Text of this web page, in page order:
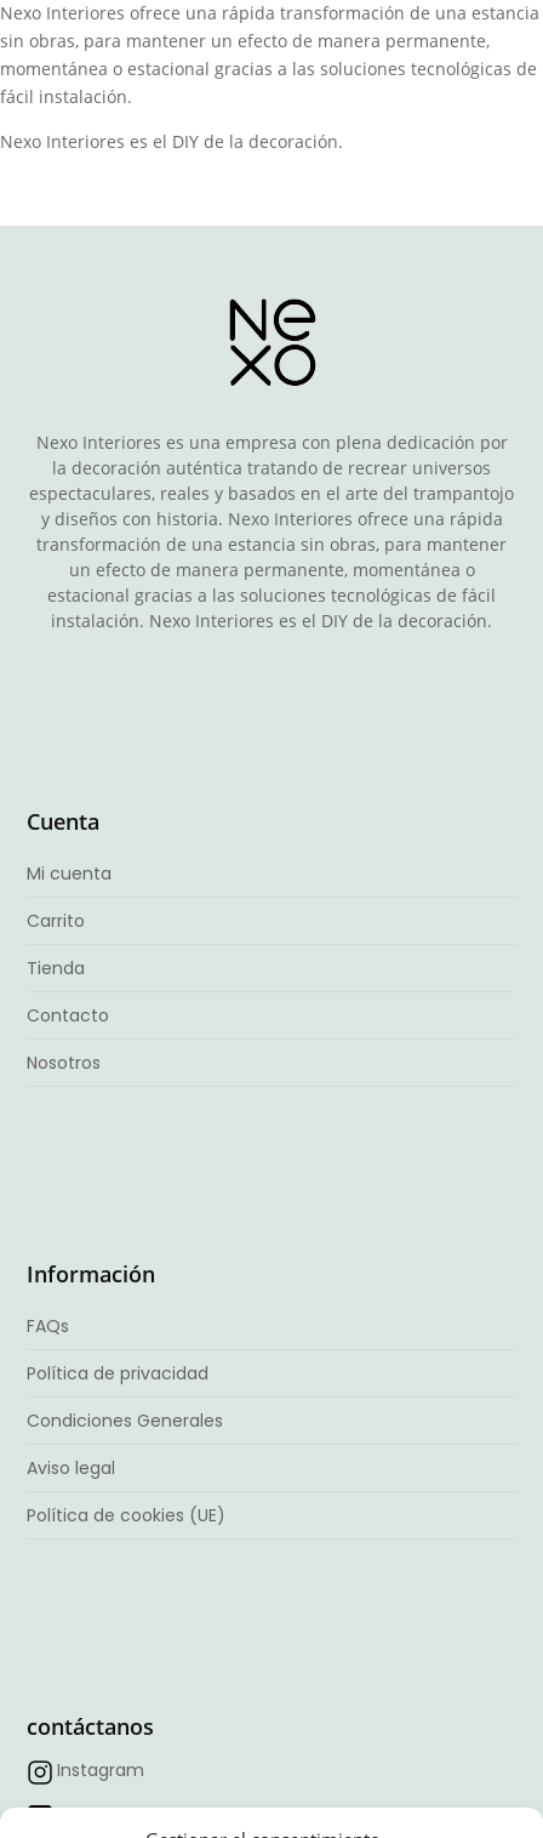
Nexo Interiores ofrece una rápida transformación de una estancia
sin obras, para mantener un efecto de manera permanente,
momentánea o estacional gracias a las soluciones tecnológicas de
fácil instalación.
Nexo Interiores es el DIY de la decoración.
Nexo Interiores es una empresa con plena dedicación por
la decoración auténtica tratando de recrear universos
espectaculares, reales y basados en el arte del trampantojo
y diseños con historia. Nexo Interiores ofrece una rápida
transformación de una estancia sin obras, para mantener
un efecto de manera permanente, momentánea o
estacional gracias a las soluciones tecnológicas de fácil
instalación. Nexo Interiores es el DIY de la decoración.
Cuenta
Mi cuenta
Carrito
Tienda
Contacto
Nosotros
Información
FAQs
Política de privacidad
Condiciones Generales
Aviso legal
Política de cookies (UE)
contáctanos
Instagram
Facebook